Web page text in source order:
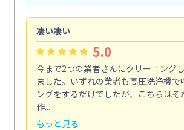
凄い凄い
5.0
今まで2つの業者さんにクリーニング
ました。いずれの業者も高圧洗浄機で
ングをするだけでしたが、こちらはそ
作...
もっと見る